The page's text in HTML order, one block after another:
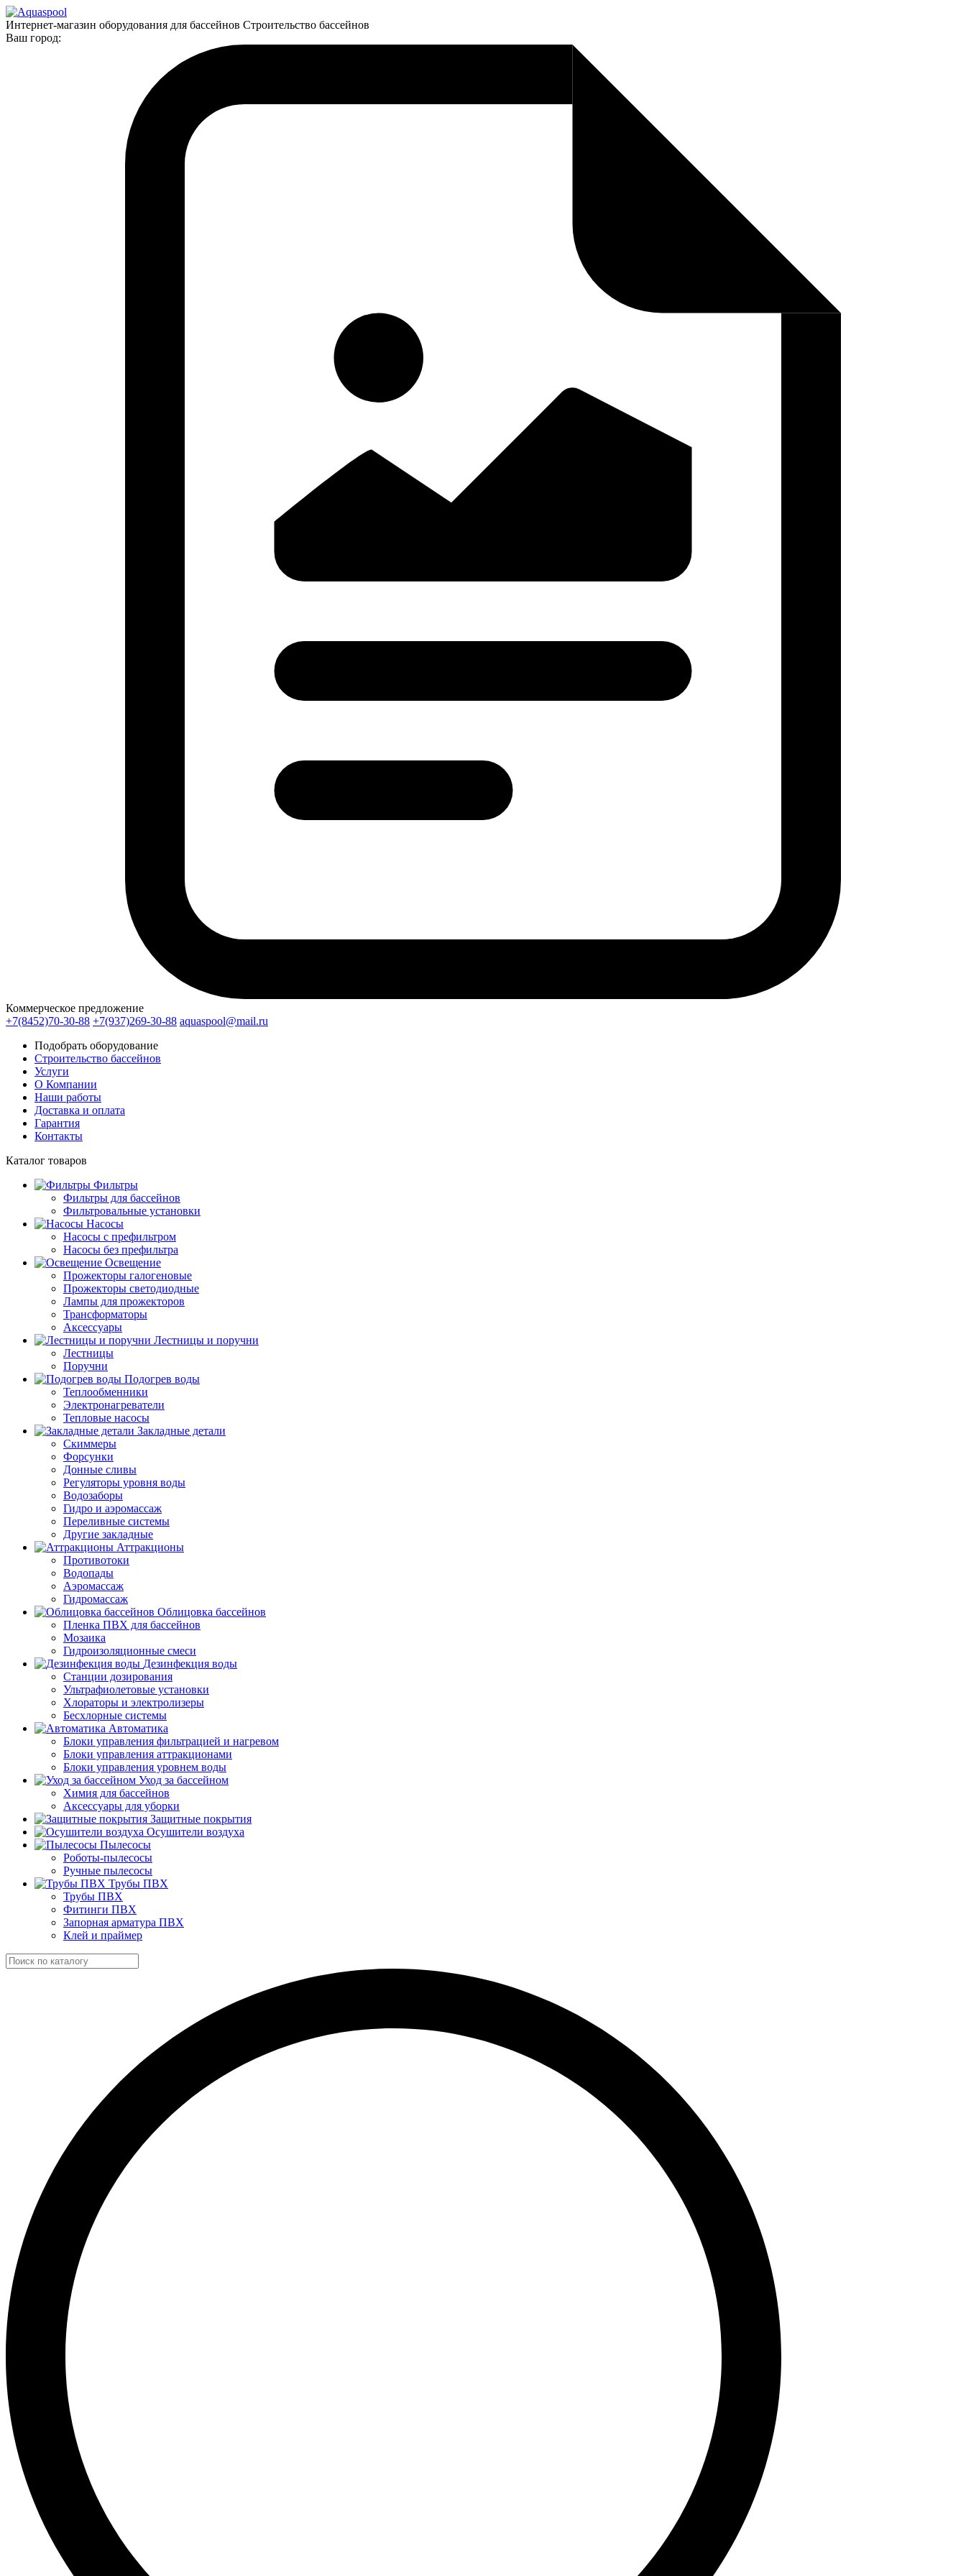
Интернет-магазин оборудования для бассейнов Строительство бассейнов
Ваш город:
Коммерческое предложение
+7(8452)70-30-88 +7(937)269-30-88 aquaspool@mail.ru
Подобрать оборудование
Строительство бассейнов
Услуги
О Компании
Наши работы
Доставка и оплата
Гарантия
Контакты
Каталог товаров
Фильтры
Фильтры для бассейнов
Фильтровальные установки
Насосы
Насосы с префильтром
Насосы без префильтра
Освещение
Прожекторы галогеновые
Прожекторы светодиодные
Лампы для прожекторов
Трансформаторы
Аксессуары
Лестницы и поручни
Лестницы
Поручни
Подогрев воды
Теплообменники
Электронагреватели
Тепловые насосы
Закладные детали
Скиммеры
Форсунки
Донные сливы
Регуляторы уровня воды
Водозаборы
Гидро и аэромассаж
Переливные системы
Другие закладные
Аттракционы
Противотоки
Водопады
Аэромассаж
Гидромассаж
Облицовка бассейнов
Пленка ПВХ для бассейнов
Мозаика
Гидроизоляционные смеси
Дезинфекция воды
Станции дозирования
Ультрафиолетовые установки
Хлораторы и электролизеры
Бесхлорные системы
Автоматика
Блоки управления фильтрацией и нагревом
Блоки управления аттракционами
Блоки управления уровнем воды
Уход за бассейном
Химия для бассейнов
Аксессуары для уборки
Защитные покрытия
Осушители воздуха
Пылесосы
Роботы-пылесосы
Ручные пылесосы
Трубы ПВХ
Трубы ПВХ
Фитинги ПВХ
Запорная арматура ПВХ
Клей и праймер